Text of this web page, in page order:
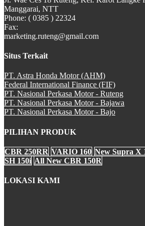
Manggarai, NTT
Phone: ( 0385 ) 22324
Fax:
marketing.ruteng@gmail.com
Situs Terkait
PT. Astra Honda Motor (AHM)
Federal International Finance (FIF)
PT. Nasional Perkasa Motor - Ruteng
PT. Nasional Perkasa Motor - Bajawa
PT. Nasional Perkasa Motor - Bajo
PILIHAN PRODUK
CBR 250RR VARIO 160 New Supra X
SH 150i All New CBR 150R
LOKASI KAMI